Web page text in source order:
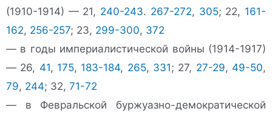
(1910-1914) — 21, 240-243. 267-272, 305; 22, 161-
162, 256-257; 23, 299-300, 372
— в годы империалистической войны (1914-1917)
— 26, 41, 175, 183-184, 265, 331; 27, 27-29, 49-50,
79, 244; 32, 71-72
— в Февральской буржуазно-демократической